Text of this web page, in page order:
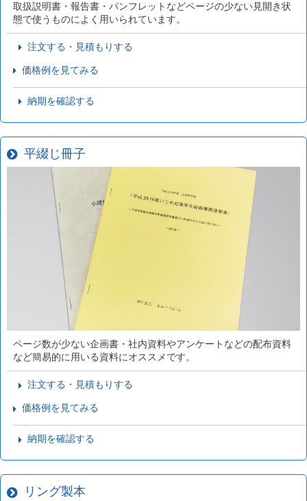
取扱説明書・報告書・パンフレットなどページの少ない見開き状
態で使うものによく用いられています。
注文する・見積もりする
価格例を見てみる
納期を確認する
平綴じ冊子
ページ数が少ない企画書・社内資料やアンケートなどの配布資料
など簡易的に用いる資料にオススメです。
注文する・見積もりする
価格例を見てみる
納期を確認する
リング製本